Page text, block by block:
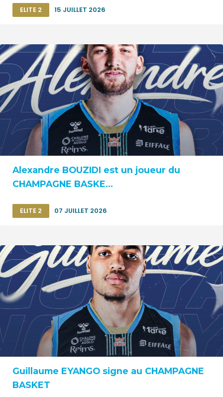
ELITE 2 15 JUILLET 2026
Alexandre BOUZIDI est un joueur du
CHAMPAGNE BASKE...
ELITE 2 07 JUILLET 2026
Guillaume EYANGO signe au CHAMPAGNE
BASKET